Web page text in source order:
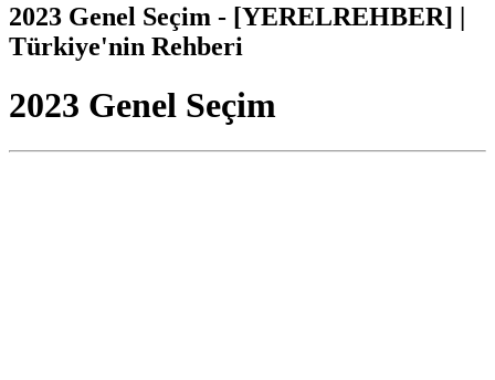
2023 Genel Seçim - [YERELREHBER] |
Türkiye'nin Rehberi
2023 Genel Seçim